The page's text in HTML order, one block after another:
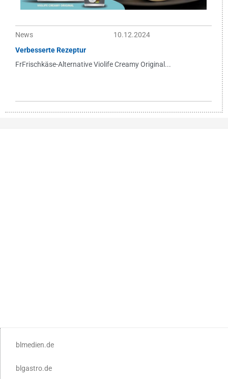
News
10.12.2024
Verbesserte Rezeptur
FrFrischkäse-Alternative Violife Creamy Original...
blmedien.de
blgastro.de